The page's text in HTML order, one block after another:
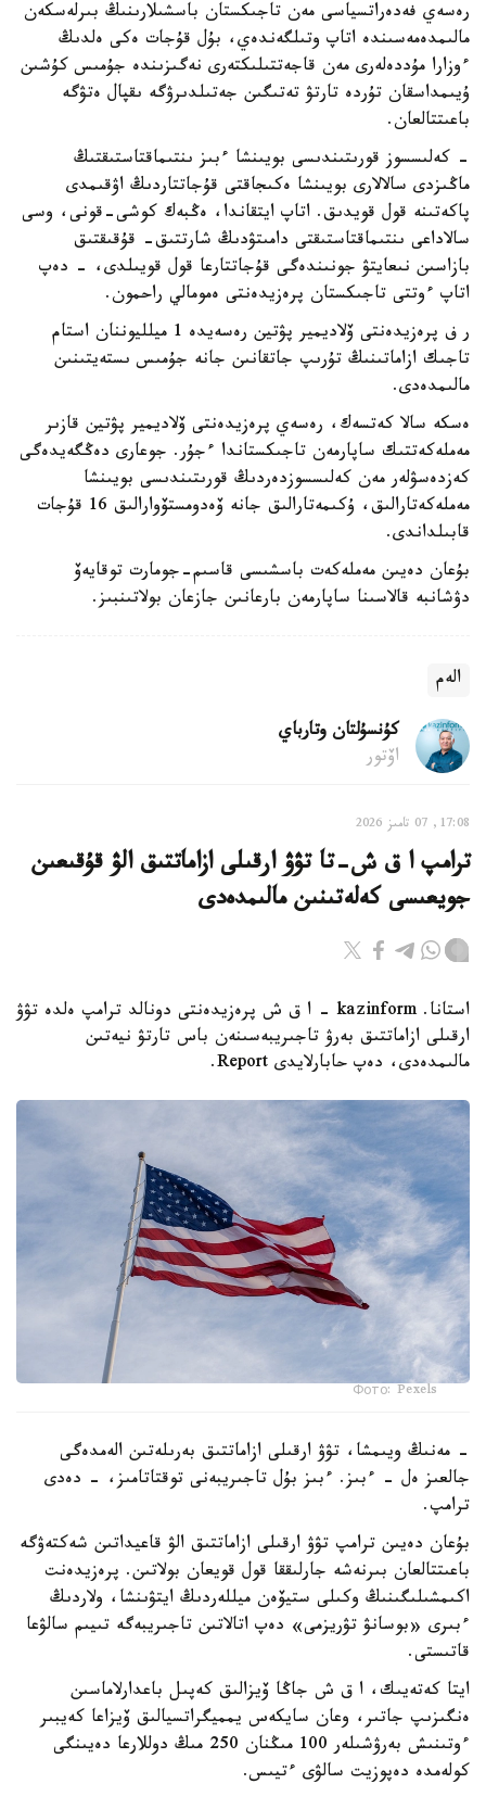
رەسەي فەدەراتسياسى مەن تاجىكستان باسشىلارىنىڭ بىرلەسكەن
مالىمدەمەسىندە اتاپ وتىلگەندەي، بۇل قۇجات ەكى ەلدىڭ
ءوزارا مۇددەلەرى مەن قاجەتتىلىكتەرى نەگىزىندە جۇمىس كۇشىن
ۇيىمداسقان تۇردە تارتۋ تەتىگىن جەتىلدىرۋگە ىقپال ەتۋگە
باعىتتالعان.
- كەلىسسوز قورىتىندىسى بويىنشا ءبىز ىنتىماقتاستىقتىڭ
ماڭىزدى سالالارى بويىنشا ەكىجاقتى قۇجاتتاردىڭ اۋقىمدى
پاكەتىنە قول قويدىق. اتاپ ايتقاندا، ەڭبەك كوشى-قونى، وسى
سالاداعى ىنتىماقتاستىقتى دامىتۋدىڭ شارتتىق- قۇقىقتىق
بازاسىن نىعايتۋ جونىندەگى قۇجاتتارعا قول قويىلدى، - دەپ
اتاپ ءوتتى تاجىكستان پرەزيدەنتى ەمومالي راحمون.
ر ف پرەزيدەنتى ۆلاديمير پۋتين رەسەيدە 1 ميلليوننان استام
تاجىك ازاماتىنىڭ تۇرىپ جاتقانىن جانە جۇمىس ىستەيتىنىن
مالىمدەدى.
ەسكە سالا كەتسەك، رەسەي پرەزيدەنتى ۆلاديمير پۋتين قازىر
مەملەكەتتىك ساپارمەن تاجىكستاندا ءجۇر. جوعارى دەڭگەيدەگى
كەزدەسۋلەر مەن كەلىسسوزدەردىڭ قورىتىندىسى بويىنشا
مەملەكەتارالىق، ۇكىمەتارالىق جانە ۆەدومستۆوارالىق 16 قۇجات
قابىلداندى.
بۇعان دەيىن مەملەكەت باسشىسى قاسىم-جومارت توقايەۆ
دۋشانبە قالاسىنا ساپارمەن بارعانىن جازعان بولاتىنبىز.
الەم
كۇنسۇلتان وتارباي
اۆتور
17:08, 07 تامىز 2026
ترامپ ا ق ش-تا تۋۋ ارقىلى ازاماتتىق الۋ قۇقىعىن
جويعىسى كەلەتىنىن مالىمدەدى
استانا. kazinform - ا ق ش پرەزيدەنتى دونالد ترامپ ەلدە تۋۋ
ارقىلى ازاماتتىق بەرۋ تاجىريبەسىنەن باس تارتۋ نيەتىن
مالىمدەدى، دەپ حابارلايدى Report.
Фото: Pexels
- مەنىڭ ويىمشا، تۋۋ ارقىلى ازاماتتىق بەرىلەتىن الەمدەگى
جالعىز ەل - ءبىز. ءبىز بۇل تاجىريبەنى توقتاتامىز، - دەدى
ترامپ.
بۇعان دەيىن ترامپ تۋۋ ارقىلى ازاماتتىق الۋ قاعيداتىن شەكتەۋگە
باعىتتالعان بىرنەشە جارلىققا قول قويعان بولاتىن. پرەزيدەنت
اكىمشىلىگىنىڭ وكىلى ستيۆەن ميللەردىڭ ايتۋىنشا، ولاردىڭ
ءبىرى «بوسانۋ تۋريزمى» دەپ اتالاتىن تاجىريبەگە تىيىم سالۋعا
قاتىستى.
ايتا كەتەيىك، ا ق ش جاڭا ۆيزالىق كەپىل باعدارلاماسىن
ەنگىزىپ جاتىر، وعان سايكەس يمميگراتسيالىق ۆيزاعا كەيبىر
ءوتىنىش بەرۋشىلەر 100 مىڭنان 250 مىڭ دوللارعا دەيىنگى
كولەمدە دەپوزيت سالۋى ءتيىس.